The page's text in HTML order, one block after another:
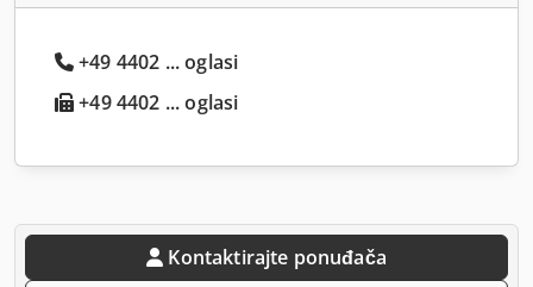
+49 4402 ... oglasi
+49 4402 ... oglasi
Kontaktirajte ponuđača